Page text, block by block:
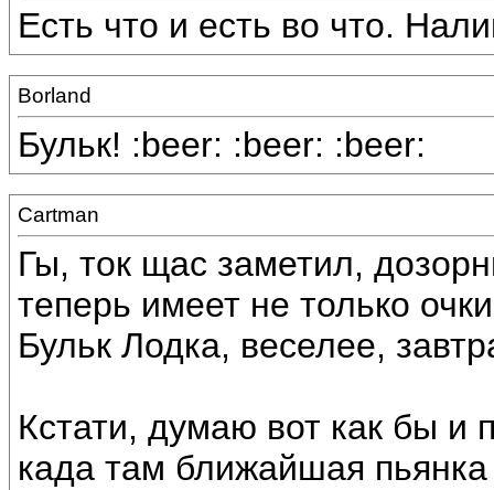
Есть что и есть во что.
Borland
Бульк! :beer: :beer: :beer:
Cartman
Гы, ток щас заметил,
теперь имеет не только
Бульк Лодка, веселее,
Кстати, думаю вот как бы и
када там ближайшая